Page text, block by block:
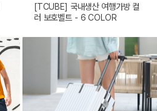
[TCUBE] 국내생산 여행가방 컬
러 보호벨트 - 6 COLOR